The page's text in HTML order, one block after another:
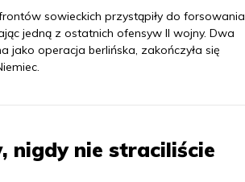
sowieckich przystąpiły do forsowania
jedną z ostatnich ofensyw II wojny. Dwa
jako operacja berlińska, zakończyła się
nigdy nie straciliście